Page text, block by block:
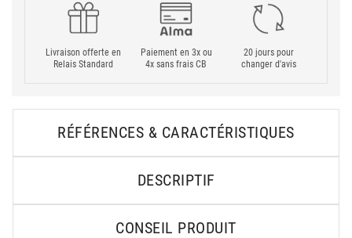
Livraison offerte en
Relais Standard
Paiement en 3x ou
4x sans frais CB
20 jours pour
changer d'avis
RÉFÉRENCES & CARACTÉRISTIQUES
DESCRIPTIF
CONSEIL PRODUIT